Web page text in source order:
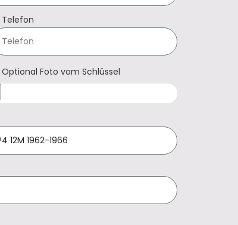
Telefon
Optional Foto vom Schlüssel